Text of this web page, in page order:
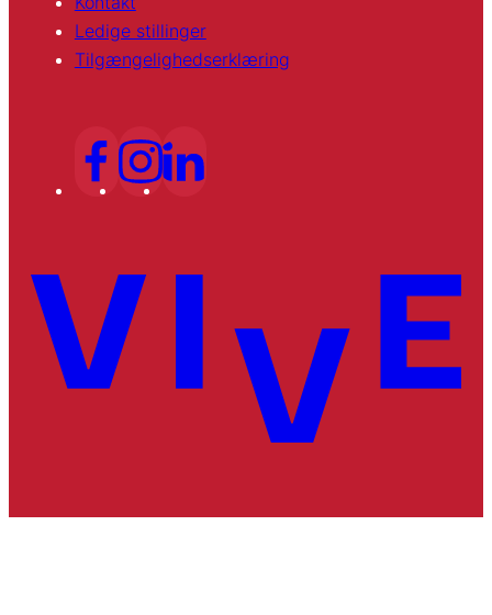
Ledige stillinger
Tilgængelighedserklæring